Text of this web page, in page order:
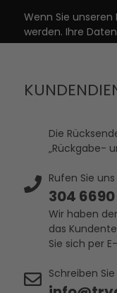
Wenn Sie
werden. Ihre
Die
„Rückgabe-
Rufen Sie
304
Wir haben
das
Sie sich per
Schreiben